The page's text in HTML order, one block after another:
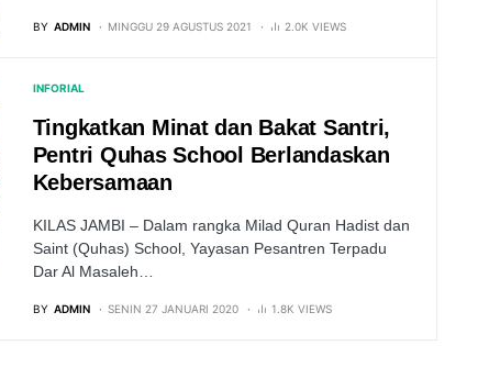
BY ADMIN MINGGU 29 AGUSTUS 2021 2.0K VIEWS
INFORIAL
Tingkatkan Minat dan Bakat Santri,
Pentri Quhas School Berlandaskan
Kebersamaan
KILAS JAMBI – Dalam rangka Milad Quran Hadist dan
Saint (Quhas) School, Yayasan Pesantren Terpadu
Dar Al Masaleh…
BY ADMIN SENIN 27 JANUARI 2020 1.8K VIEWS